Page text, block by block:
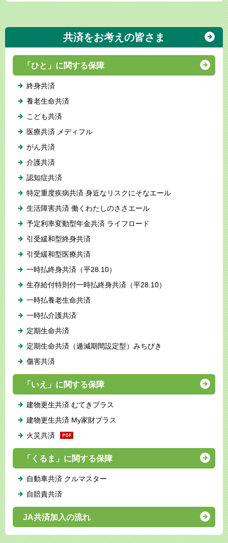
共済をお考えの皆さま
「ひと」に関する保障
終身共済
養老生命共済
こども共済
医療共済 メディフル
がん共済
介護共済
認知症共済
特定重度疾病共済 身近なリスクにそなエール
生活障害共済 働くわたしのささエール
予定利率変動型年金共済 ライフロード
引受緩和型終身共済
引受緩和型医療共済
一時払終身共済（平28.10）
生存給付特則付一時払終身共済（平28.10）
一時払養老生命共済
一時払介護共済
定期生命共済
定期生命共済（逓減期間設定型）みちびき
傷害共済
「いえ」に関する保障
建物更生共済 むてきプラス
建物更生共済 My家財プラス
火災共済
「くるま」に関する保障
自動車共済 クルマスター
自賠責共済
JA共済加入の流れ